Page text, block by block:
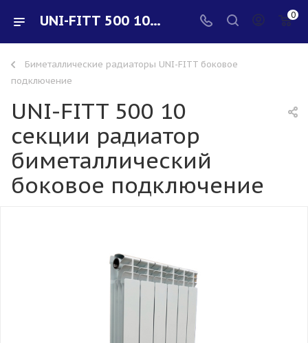
UNI-FITT 500 10 секции радиатор биметаллический боковое подключение - купить в интернет-магазине Santeh-svar 0
Биметаллические радиаторы UNI-FITT боковое
подключение
UNI-FITT 500 10
секции радиатор
биметаллический
боковое подключение